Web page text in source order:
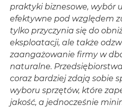
praktyki biznesowe, wybór
efektywne pod względem
tylko przyczynia się do
eksploatacji, ale także
zaangażowanie firmy w
naturalne.
coraz bardziej zdają sobie
wyboru sprzętów, które
jakość, a jednocześnie